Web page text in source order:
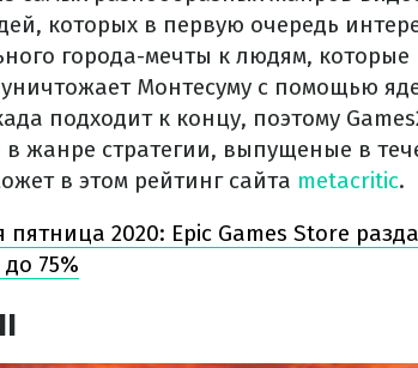
которых в первую очередь
города-мечты к людям, которые
Монтесуму с помощью
подходит к концу, поэтому
жанре стратегии, выпущеные в
в этом рейтинг сайта metacritic.
пятница 2020: Epic Games Store
75%